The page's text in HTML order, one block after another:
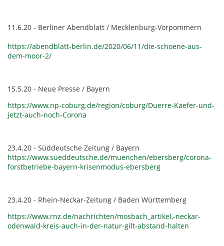
11.6.20 - Berliner Abendblatt / Mecklenburg-Vorpommern
https://abendblatt-berlin.de/2020/06/11/die-schoene-aus-
dem-moor-2/
15.5.20 - Neue Presse / Bayern
https://www.np-coburg.de/region/coburg/Duerre-Kaefer-und-
jetzt-auch-noch-Corona
23.4.20 - Süddeutsche Zeitung / Bayern
https://www.sueddeutsche.de/muenchen/ebersberg/corona-
forstbetriebe-bayern-krisenmodus-ebersberg
23.4.20 - Rhein-Neckar-Zeitung / Baden Württemberg
https://www.rnz.de/nachrichten/mosbach_artikel,-neckar-
odenwald-kreis-auch-in-der-natur-gilt-abstand-halten